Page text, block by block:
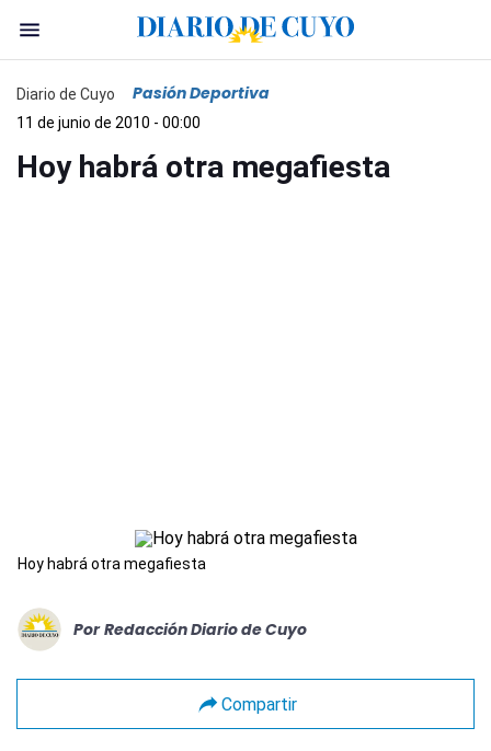
Diario de Cuyo Pasión Deportiva
11 de junio de 2010 - 00:00
Hoy habrá otra megafiesta
Hoy habrá otra megafiesta
Por Redacción Diario de Cuyo
Compartir